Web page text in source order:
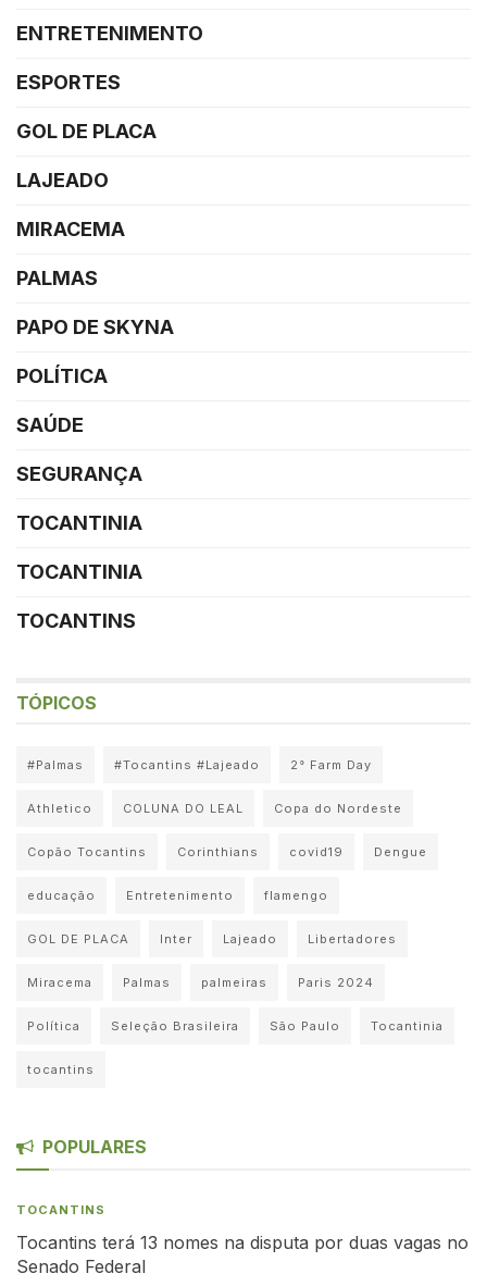
ENTRETENIMENTO
ESPORTES
GOL DE PLACA
LAJEADO
MIRACEMA
PALMAS
PAPO DE SKYNA
POLÍTICA
SAÚDE
SEGURANÇA
TOCANTINIA
TOCANTINIA
TOCANTINS
TÓPICOS
#Palmas #Tocantins #Lajeado 2° Farm Day
Athletico COLUNA DO LEAL Copa do Nordeste
Copão Tocantins Corinthians covid19 Dengue
educação Entretenimento flamengo
GOL DE PLACA Inter Lajeado Libertadores
Miracema Palmas palmeiras Paris 2024
Política Seleção Brasileira São Paulo Tocantinia
tocantins
POPULARES
TOCANTINS
Tocantins terá 13 nomes na disputa por duas vagas no
Senado Federal